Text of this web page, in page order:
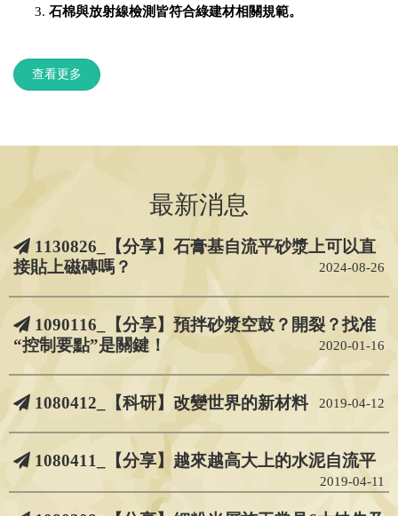
石棉與放射線檢測皆符合綠建材相關規範。
查看更多
最新消息
1130826_【分享】石膏基自流平砂漿上可以直
接貼上磁磚嗎？
2024-08-26
1090116_【分享】預拌砂漿空鼓？開裂？找准
“控制要點”是關鍵！
2020-01-16
1080412_【科研】改變世界的新材料 2019-04-12
1080411_【分享】越來越高大上的水泥自流平
2019-04-11